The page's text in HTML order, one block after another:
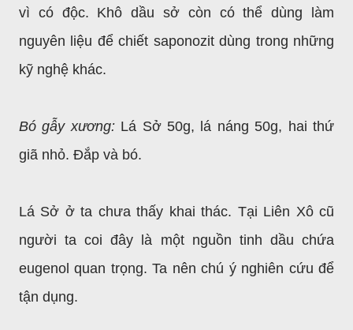
vì có độc. Khô dầu sở còn có thể dùng làm
nguyên liệu để chiết saponozit dùng trong những
kỹ nghệ khác.
Bó gẫy xương:Lá Sở 50g, lá náng 50g, hai thứ
giã nhỏ. Đắp và bó.
Lá Sở ở ta chưa thấy khai thác. Tại Liên Xô cũ
người ta coi đây là một nguồn tinh dầu chứa
eugenol quan trọng. Ta nên chú ý nghiên cứu để
tận dụng.